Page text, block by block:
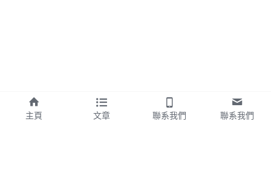
主頁 文章 聯系我們 聯系我們